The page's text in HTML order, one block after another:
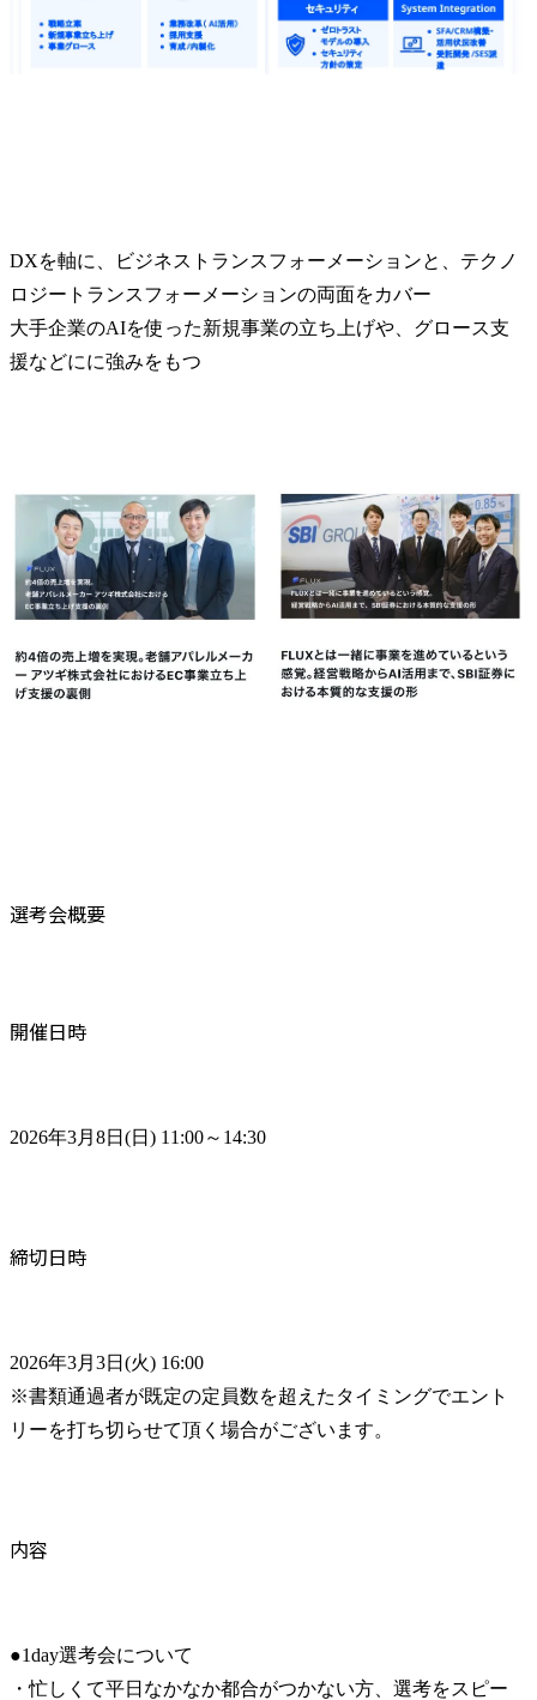
DXを軸に、ビジネストランスフォーメーションと、テクノ
ロジートランスフォーメーションの両面をカバー
大手企業のAIを使った新規事業の立ち上げや、グロース支
選考会概要
開催日時
2026年3月8日(日) 11:00～14:30
締切日時
2026年3月3日(火) 16:00
※書類通過者が既定の定員数を超えたタイミングでエント
リーを打ち切らせて頂く場合がございます。
内容
●1day選考会について
・忙しくて平日なかなか都合がつかない方、選考をスピー